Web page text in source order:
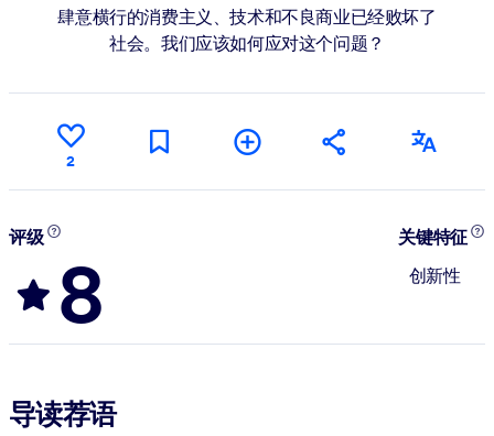
肆意横行的消费主义、技术和不良商业已经败坏了
社会。我们应该如何应对这个问题？
2
评级
8
关键特征
创新性
导读荐语